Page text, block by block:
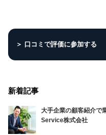
＞ 口コミで評価に参加する
新着記事
大手企業の顧客紹介
Service株式会社